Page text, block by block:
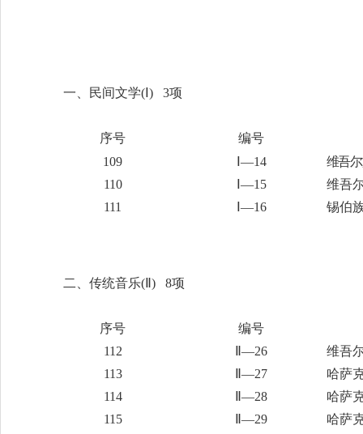
一、民间文学(Ⅰ) 3项
序号
编号
109
Ⅰ—14
维吾
110
Ⅰ—15
维吾
111
Ⅰ—16 锡伯
二、传统音乐(Ⅱ) 8项
序号
编号
112
Ⅱ—26
维吾
113
Ⅱ—27
哈萨
114
Ⅱ—28
哈萨
115
Ⅱ—29
哈萨